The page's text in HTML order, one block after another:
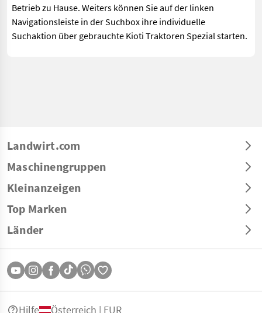
Betrieb zu Hause. Weiters können Sie auf der linken
Navigationsleiste in der Suchbox ihre individuelle
Suchaktion über gebrauchte Kioti Traktoren Spezial starten.
Landwirt.com
Maschinengruppen
Kleinanzeigen
Top Marken
Länder
Hilfe Österreich | EUR